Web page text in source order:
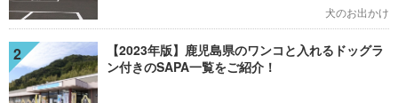
犬のお出かけ
2
【2023年版】鹿児島県のワンコと入れるドッグラ
ン付きのSAPA一覧をご紹介！